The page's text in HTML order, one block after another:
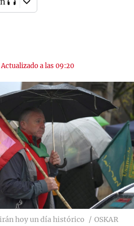
|Actualizado a las 09:20
hoy un día histórico
OSKAR